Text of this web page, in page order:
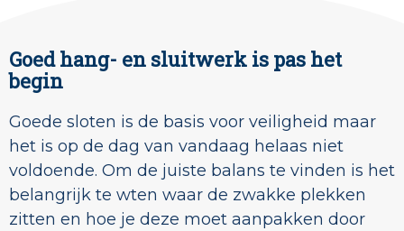
Goed hang- en sluitwerk is pas het
begin
Goede sloten is de basis voor veiligheid maar
het is op de dag van vandaag helaas niet
voldoende. Om de juiste balans te vinden is het
belangrijk te wten waar de zwakke plekken
zitten en hoe je deze moet aanpakken door